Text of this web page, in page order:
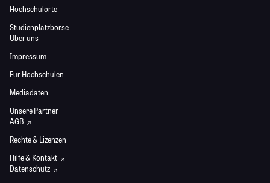
Hochschulorte
Studienplatzbörse
Über uns
Impressum
Für Hochschulen
Mediadaten
Unsere Partner
AGB
Rechte & Lizenzen
Hilfe & Kontakt
Datenschutz